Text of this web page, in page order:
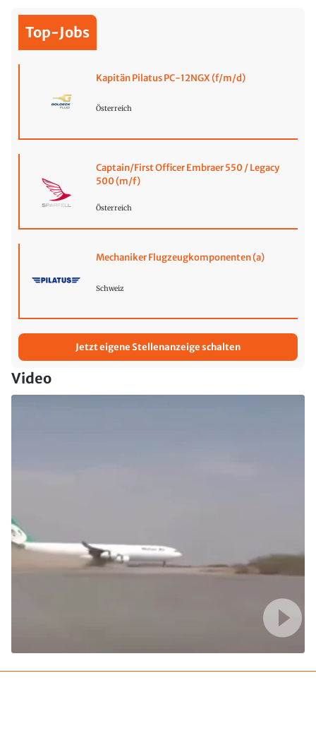
Top-Jobs
Kapitän Pilatus PC-12NGX (f/m/d)
Österreich
Captain/First Officer Embraer 550 / Legacy
500 (m/f)
Österreich
Mechaniker Flugzeugkomponenten (a)
Schweiz
Jetzt eigene Stellenanzeige schalten
Video